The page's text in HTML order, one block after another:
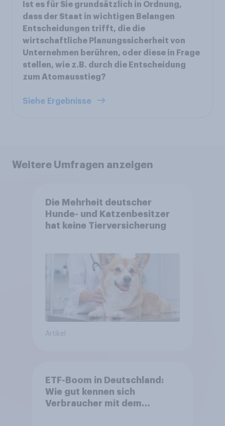
Ist es für Sie grundsätzlich in Ordnung,
dass der Staat in wichtigen Belangen
Entscheidungen trifft, die die
wirtschaftliche Planungssicherheit von
Unternehmen berühren, oder diese in Frage
stellen, wie z.B. durch die Entscheidung
zum Atomausstieg?
Siehe Ergebnisse
Weitere Umfragen anzeigen
Die Mehrheit deutscher
Hunde- und Katzenbesitzer
hat keine Tierversicherung
Artikel
ETF-Boom in Deutschland:
Wie gut kennen sich
Verbraucher mit dem